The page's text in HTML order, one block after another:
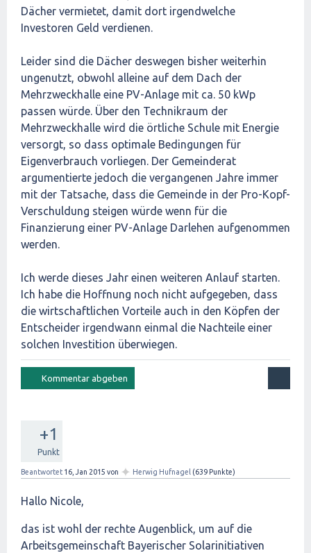
Dächer vermietet, damit dort irgendwelche
Investoren Geld verdienen.
Leider sind die Dächer deswegen bisher weiterhin
ungenutzt, obwohl alleine auf dem Dach der
Mehrzweckhalle eine PV-Anlage mit ca. 50 kWp
passen würde. Über den Technikraum der
Mehrzweckhalle wird die örtliche Schule mit Energie
versorgt, so dass optimale Bedingungen für
Eigenverbrauch vorliegen. Der Gemeinderat
argumentierte jedoch die vergangenen Jahre immer
mit der Tatsache, dass die Gemeinde in der Pro-Kopf-
Verschuldung steigen würde wenn für die
Finanzierung einer PV-Anlage Darlehen aufgenommen
werden.
Ich werde dieses Jahr einen weiteren Anlauf starten.
Ich habe die Hoffnung noch nicht aufgegeben, dass
die wirtschaftlichen Vorteile auch in den Köpfen der
Entscheider irgendwann einmal die Nachteile einer
solchen Investition überwiegen.
+1
Punkt
Beantwortet 16, Jan 2015 von ✦ Herwig Hufnagel (639 Punkte)
Hallo Nicole,
das ist wohl der rechte Augenblick, um auf die
Arbeitsgemeinschaft Bayerischer Solarinitiativen